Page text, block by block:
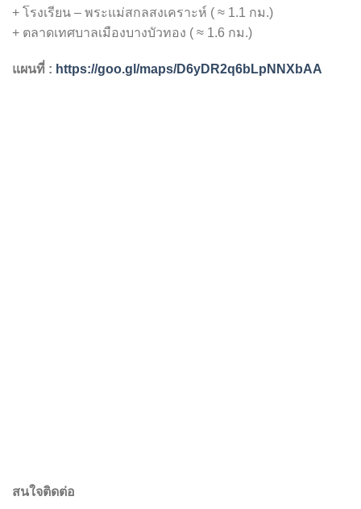
+ โรงเรียน – พระแม่สกลสงเคราะห์ ( ≈ 1.1 กม.)
+ ตลาดเทศบาลเมืองบางบัวทอง ( ≈ 1.6 กม.)
แผนที่ : https://goo.gl/maps/D6yDR2q6bLpNNXbAA
สนใจติดต่อ